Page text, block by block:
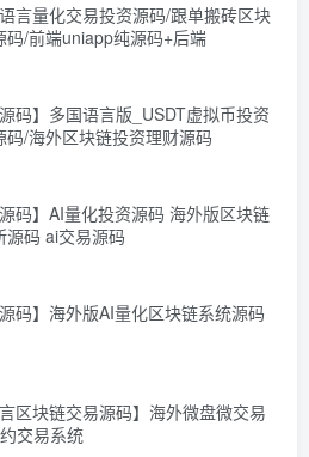
言量化交易投资源码/跟单搬砖区块
码/前端uniapp纯源码+后端
源码】多国语言版_USDT虚拟币投资
码/海外区块链投资理财源码
源码】AI量化投资源码 海外版区块链
源码 ai交易源码
源码】海外版AI量化区块链系统源码
言区块链交易源码】海外微盘微交易
交易系统